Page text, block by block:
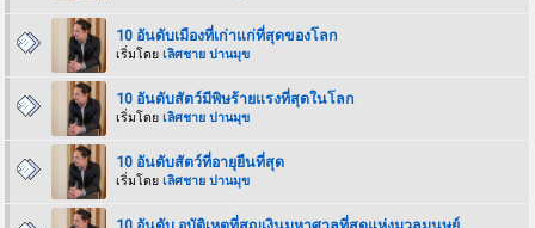
10 อันดับเมืองที่เก่าแก่ที่สุดของโลก
เริ่มโดยเลิศชาย ปานมุข
10 อันดับสัตว์มีพิษร้ายแรงที่สุดในโลก
เริ่มโดยเลิศชาย ปานมุข
10 อันดับสัตว์ที่อายุยืนที่สุด
เริ่มโดยเลิศชาย ปานมุข